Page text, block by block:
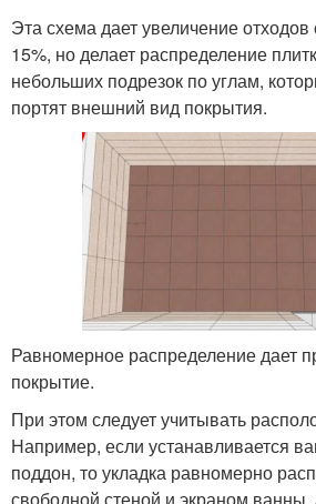
Эта схема дает увеличение отходов
15%, но делает распределение
небольших подрезок по углам,
портят внешний вид покрытия.
Равномерное распределение дает
покрытие.
При этом следует учитывать
Например, если устанавливается
поддон, то укладка равномерно